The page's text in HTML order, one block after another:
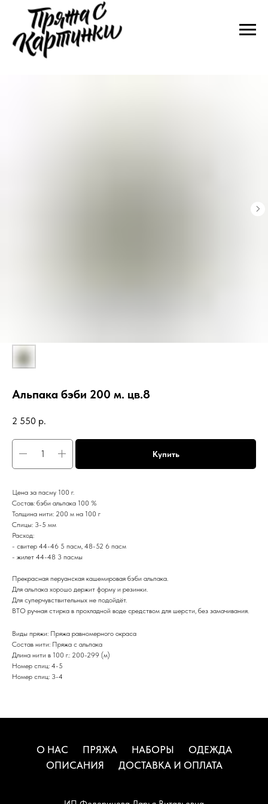
Альпака бэби 200 м. цв.8
2 550 р.
Купить
Цена за пасму 100 г.
Состав: бэби альпака 100 %
Толщина нити: 200 м на 100 г
Спицы: 3-5 мм
Расход:
- свитер 44-46 5 пасм, 48-52 6 пасм
- жилет 44-48 3 пасмы
Прекрасная перуанская кашемировая бэби альпака.
Для альпака хорошо держит форму и резинки.
Для суперчувствительных не подойдёт.
ВТО ручная стирка в прохладной воде средством для шерсти, без замачивания.
Виды пряжи: Пряжа равномерного окраса
Состав нити: Пряжа с альпака
Длина нити в 100 г.: 200-299 (м)
Номер спиц: 4-5
Номер спиц: 3-4
О НАС ПРЯЖА НАБОРЫ
ОДЕЖДА
ОПИСАНИЯ
ДОСТАВКА И ОПЛАТА